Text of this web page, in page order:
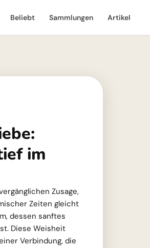
Beliebt Sammlungen Artikel
im
Zusage,
Zeiten gleicht
dessen sanftes
Diese Weisheit
Verbindung, die